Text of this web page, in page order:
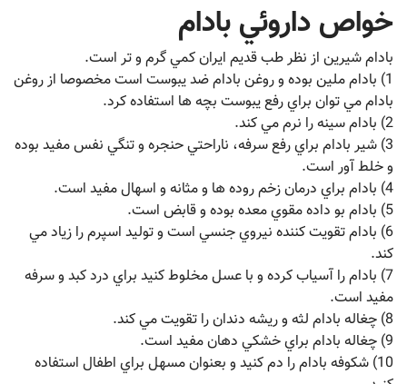
خواص داروئي بادام
بادام شيرين از نظر طب قديم ايران کمي گرم و تر است.
1) بادام ملين بوده و روغن بادام ضد يبوست است مخصوصا از روغن
بادام مي توان براي رفع يبوست بچه ها استفاده کرد.
2) بادام سينه را نرم مي کند.
3) شير بادام براي رفع سرفه، ناراحتي حنجره و تنگي نفس مفيد بوده
و خلط آور است.
4) بادام براي درمان زخم روده ها و مثانه و اسهال مفيد است.
5) بادام بو داده مقوي معده بوده و قابض است.
6) بادام تقويت کننده نيروي جنسي است و توليد اسپرم را زياد مي
کند.
7) بادام را آسياب کرده و با عسل مخلوط کنيد براي درد کبد و سرفه
مفيد است.
8) چغاله بادام لثه و ريشه دندان را تقويت مي کند.
9) چغاله بادام براي خشکي دهان مفيد است.
10) شکوفه بادام را دم کنيد و بعنوان مسهل براي اطفال استفاده